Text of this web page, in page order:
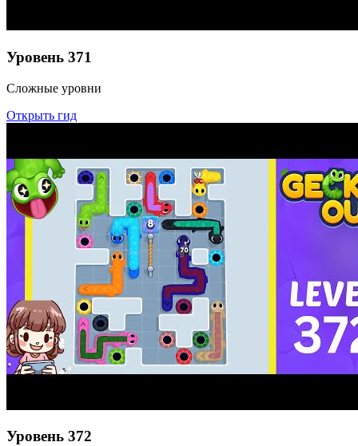
Уровень 371
Сложные уровни
Открыть гид
Уровень 372